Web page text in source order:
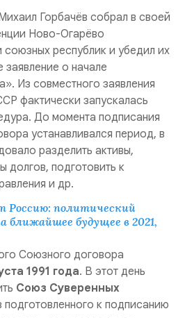
Горбачёв собрал в своей
Ново-Огарёво
союзных республик и убедил их
о начале
Из совместного заявления
фактически запускалась
До момента подписания
устанавливался период, в
разделить активы,
долгов, подготовить к
и др.
Россию: политический
ближайшее будущее в 2021,
Союзного договора
1991 года. В этот день
Союз Суверенных
подготовленного к подписанию